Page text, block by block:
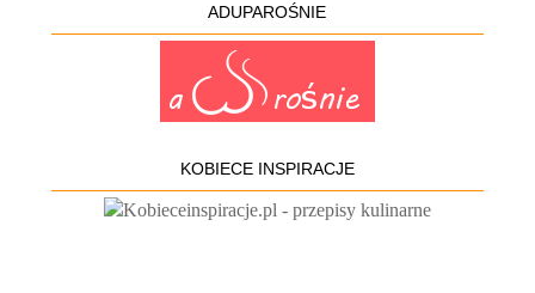
ADUPAROŚNIE
KOBIECE INSPIRACJE